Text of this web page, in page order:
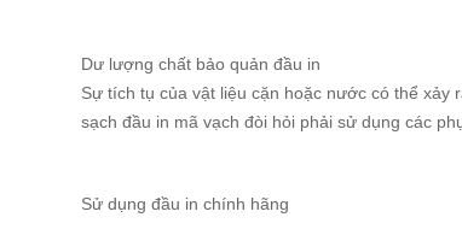
Dư lượng chất bảo quản đầu in
Sự tích tụ của vật liệu cặn hoặc nước có thể xảy
sạch đầu in mã vạch đòi hỏi phải sử dụng các
Sử dụng đầu in chính hãng